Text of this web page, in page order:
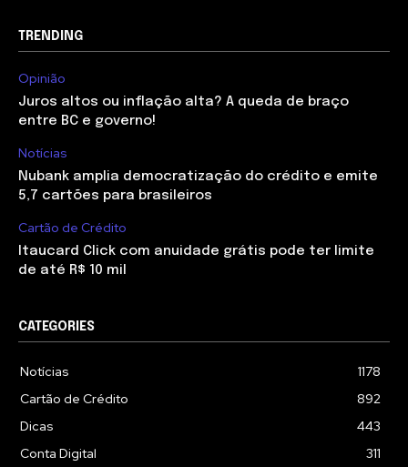
TRENDING
Opinião
Juros altos ou inflação alta? A queda de braço
entre BC e governo!
Notícias
Nubank amplia democratização do crédito e emite
5,7 cartões para brasileiros
Cartão de Crédito
Itaucard Click com anuidade grátis pode ter limite
de até R$ 10 mil
CATEGORIES
Notícias
1178
Cartão de Crédito
892
Dicas
443
Conta Digital
311